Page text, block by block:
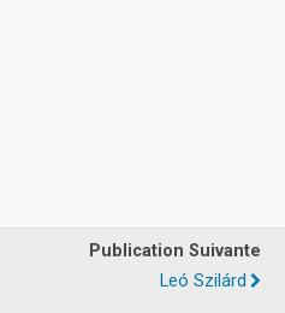
Publication Suivante
Leó Szilárd